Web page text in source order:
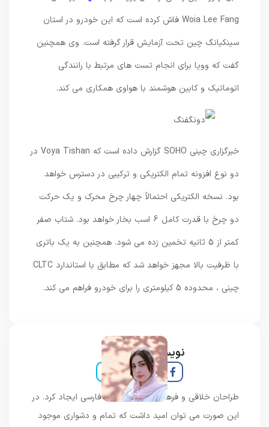
Woia Lee Fang فاش کرده است که این خودرو در استان
سینکیانگ چین تحت آزمایش قرار گرفته است. وی همچنین
گفت که وویا برای انجام تست های مرتبط با رانندگی
اتوماتیک و کابین هوشمند با هواوی همکاری می کند.
خبرگزاری چینی SOHO گزارش داده است که Voya Tishan در
دو نوع افزونه تمام الکتریکی و ترکیبی در دسترس خواهد
بود. نسخه الکتریکی احتمالاً چهار چرخ محرک و یک حرکت
دو چرخ با قدرت کامل 6 اسب بخار خواهد بود. شتاب صفر
کمتر از 5 ثانیه تخمین زده می شود. همچنین به یک باتری
با ظرفیت بالا مجهز خواهد شد که مطابق با استاندارد CLTC
چینی ، محدوده 5 کیلومتری را برای خودرو فراهم می کند.
نویسنده و خبرنگار
طراحان خلاقی و فرهنگ پیشرو در زبان فارسی ایجاد کرد. در
این صورت می توان امید داشت که تمام و دشواری موجود